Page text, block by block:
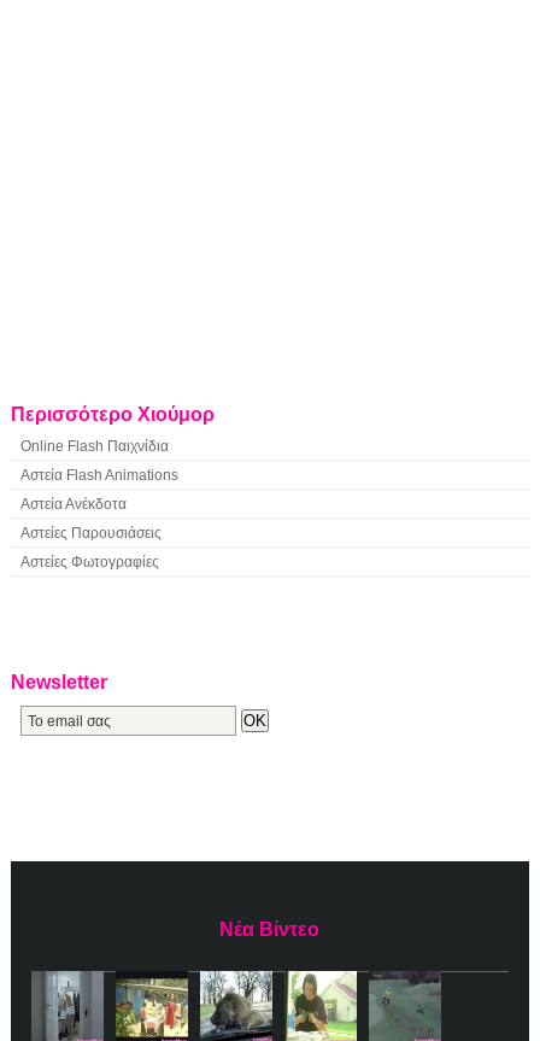
Περισσότερο Χιούμορ
Online Flash Παιχνίδια
Αστεία Flash Animations
Αστεία Ανέκδοτα
Αστείες Παρουσιάσεις
Αστείες Φωτογραφίες
Newsletter
Νέα Βίντεο